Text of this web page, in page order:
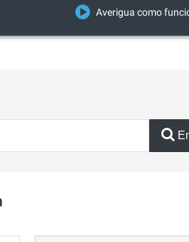
Averigua como